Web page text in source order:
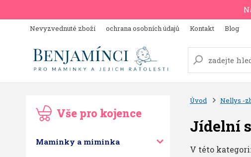
Nevyzvednuté zboží ochrana osobních údajů Kontakt Blog
Vše pro kojence
Maminky a miminka
Úvod Nellys -
Jídelní
V této